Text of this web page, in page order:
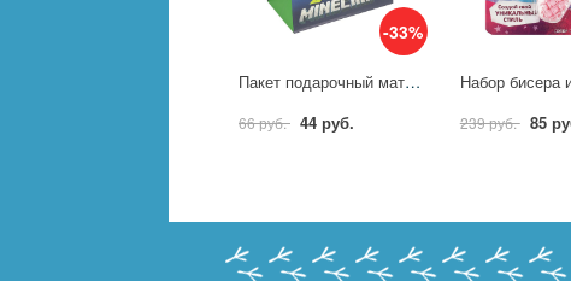
-33%
Пакет подарочный матовый М, "Пиксели", 140 гр/м Чудо праздник PM-130547-MN
66 руб. 44 руб. 239 руб. 85